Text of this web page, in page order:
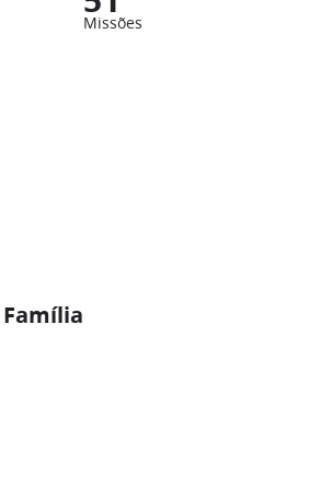
Missões